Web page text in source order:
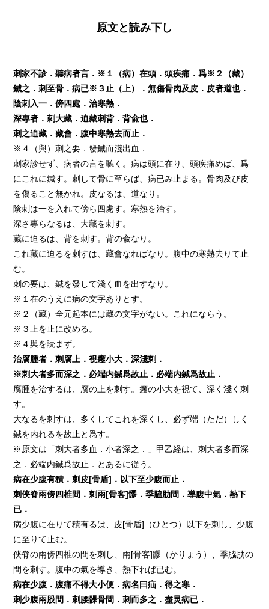
原文と読み下し
刺家不診．聽病者言．※１（病）在頭．頭疾痛．爲※２（藏）
鍼之．刺至骨．病已※３止（上）．無傷骨肉及皮．皮者道也．
陰刺入一．傍四處．治寒熱．
深專者．刺大藏．迫藏刺背．背兪也．
刺之迫藏．藏會．腹中寒熱去而止．
※４（與）刺之要．發鍼而淺出血．
刺家診せず、病者の言を聽く。病は頭に在り、頭疾痛めば、爲
にこれに鍼す。刺して骨に至らば、病已み止まる。骨肉及び皮
を傷ること無かれ。皮なるは、道なり。
陰刺は一を入れて傍ら四處す。寒熱を治す。
深さ專らなるは、大藏を刺す。
藏に迫るは、背を刺す。背の兪なり。
これ藏に迫るを刺すは、藏會なればなり。腹中の寒熱去りて止
む。
刺の要は、鍼を發して淺く血を出すなり。
※１在のうえに病の文字ありとす。
※２（藏）全元起本には蔵の文字がない。これにならう。
※３上を止に改める。
※４與を読まず。
治腐腫者．刺腐上．視癰小大．深淺刺．
※刺大者多而深之．必端内鍼爲故止．必端内鍼爲故止．
腐腫を治するは、腐の上を刺す。癰の小大を視て、深く淺く刺
す。
大なるを刺すは、多くしてこれを深くし、必ず端（ただ）しく
鍼を内れるを故止と爲す。
※原文は「刺大者多血．小者深之．」甲乙経は、刺大者多而深
之．必端内鍼爲故止．とあるに従う。
病在少腹有積．刺皮[骨盾]．以下至少腹而止．
刺侠脊兩傍四椎間．刺兩[骨客]髎．季脇肋間．導腹中氣．熱下
已．
病少腹に在りて積有るは、皮[骨盾]（ひとつ）以下を刺し、少腹
に至りて止む。
侠脊の兩傍四椎の間を刺し、兩[骨客]髎（かりょう）、季脇肋の
間を刺す。腹中の氣を導き、熱下れば已む。
病在少腹．腹痛不得大小便．病名曰疝．得之寒．
刺少腹兩股間．刺腰髁骨間．刺而多之．盡炅病已．